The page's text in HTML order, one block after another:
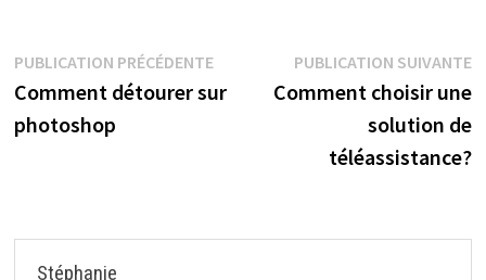
Navigation
de
l’article
PUBLICATION PRÉCÉDENTEPublication
précédente :
Comment détourer sur
photoshop
PUBLICATION SUIVANTE
Comment choisir une
solution de
téléassistance?
Stéphanie